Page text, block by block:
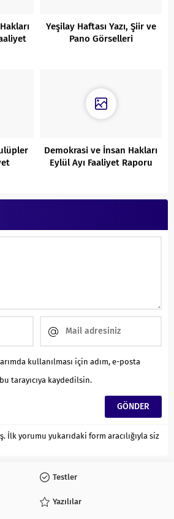
Yeşilay Haftası Yazı, Şiir ve
Pano Görselleri
Demokrasi ve İnsan Hakları
Eylül Ayı Faaliyet Raporu
kullanılması için adım, e-posta
tarayıcıya kaydedilsin.
İlk yorumu yukarıdaki form aracılığıyla siz
Testler
Yazılılar